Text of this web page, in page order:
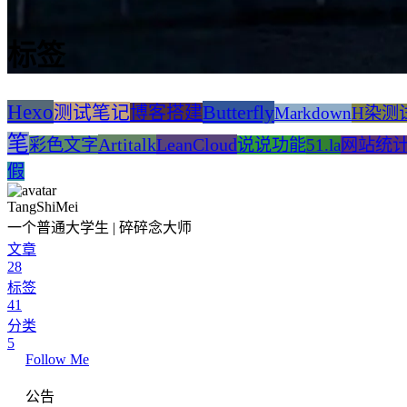
标签
Hexo测试笔记博客搭建ButterflyMarkdownH染测
笔彩色文字ArtitalkLeanCloud说说功能51.la网站统
假
TangShiMei
一个普通大学生 | 碎碎念大师
文章
28
标签
41
分类
5
Follow Me
公告